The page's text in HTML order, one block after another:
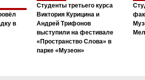
в
Студенты третьего курса
Виктория Курицина и
Андрей Трифонов
выступили на фестивале
«Пространство Слова» в
парке «Музеон»